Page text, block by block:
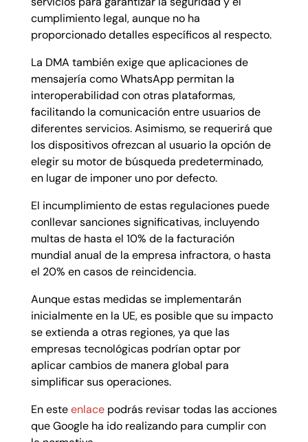
cumplimiento legal, aunque no ha
proporcionado detalles específicos al respecto.
La DMA también exige que aplicaciones de
mensajería como WhatsApp permitan la
interoperabilidad con otras plataformas,
facilitando la comunicación entre usuarios de
diferentes servicios. Asimismo, se requerirá que
los dispositivos ofrezcan al usuario la opción de
elegir su motor de búsqueda predeterminado,
en lugar de imponer uno por defecto.
El incumplimiento de estas regulaciones puede
conllevar sanciones significativas, incluyendo
multas de hasta el 10% de la facturación
mundial anual de la empresa infractora, o hasta
el 20% en casos de reincidencia.
Aunque estas medidas se implementarán
inicialmente en la UE, es posible que su impacto
se extienda a otras regiones, ya que las
empresas tecnológicas podrían optar por
aplicar cambios de manera global para
simplificar sus operaciones.
En esteenlace podrás revisar todas las acciones
que Google ha ido realizando para cumplir con